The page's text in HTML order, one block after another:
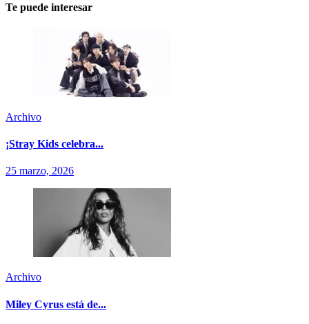
Te puede interesar
Archivo
¡Stray Kids celebra...
25 marzo, 2026
Archivo
Miley Cyrus está de...